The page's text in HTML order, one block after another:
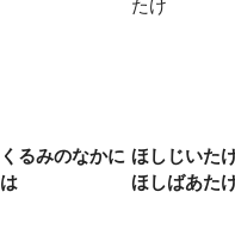
くるみのなかに
は
ほしじいた
ほしばあた